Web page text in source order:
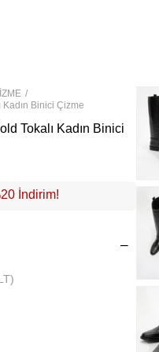
Binici Çizme
Tokalı Kadın Binici
İndirim!